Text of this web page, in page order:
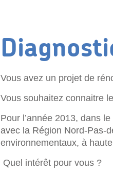
Vous avez un projet de
Vous souhaitez connaitre
Pour l’année 2013, dans
avec la Région Nord-Pas-
environnementaux, à
Quel intérêt pour vous ?